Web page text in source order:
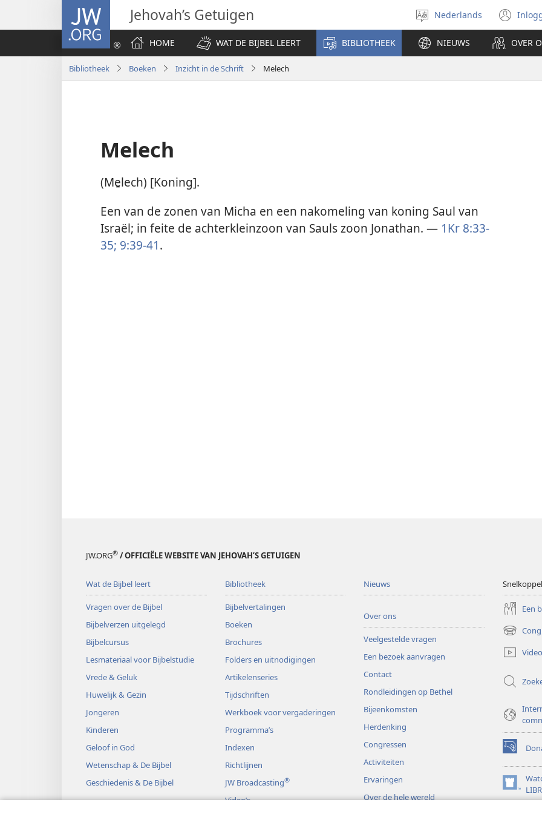
JW.ORG Jehovah’s Getuigen
Taal
selecteren
Nederlands
HOME
WAT DE BIJBEL LEERT BIBLIOTHEEK NIEUWS OVER
Bibliotheek Boeken Inzicht in de Schrift Melech
Melech
(Me̱lech) [Koning].
Een van de zonen van Micha en een nakomeling van koning Saul van
Israël; in feite de achterkleinzoon van Sauls zoon Jonathan. — 1Kr 8:33-
35; 9:39-41.
JW.ORG® / OFFICIËLE WEBSITE VAN JEHOVAH’S GETUIGEN
Wat de Bijbel leert
Vragen over de Bijbel
Bijbelverzen uitgelegd
Bijbelcursus
Lesmateriaal voor Bijbelstudie
Vrede & Geluk
Huwelijk & Gezin
Jongeren
Kinderen
Geloof in God
Wetenschap & De Bijbel
Geschiedenis & De Bijbel
Bibliotheek
Bijbelvertalingen
Boeken
Brochures
Folders en uitnodigingen
Artikelenseries
Tijdschriften
Werkboek voor vergaderingen
Programma’s
Indexen
Richtlijnen
JW Broadcasting®
Video’s
Nieuws
Over ons
Veelgestelde vragen
Een bezoek aanvragen
Contact
Rondleidingen op Bethel
Bijeenkomsten
Herdenking
Congressen
Activiteiten
Ervaringen
Over de hele wereld
Een
(opent
nieuw
venster)
(opent
nieuw
venster)
(opent
nieuw